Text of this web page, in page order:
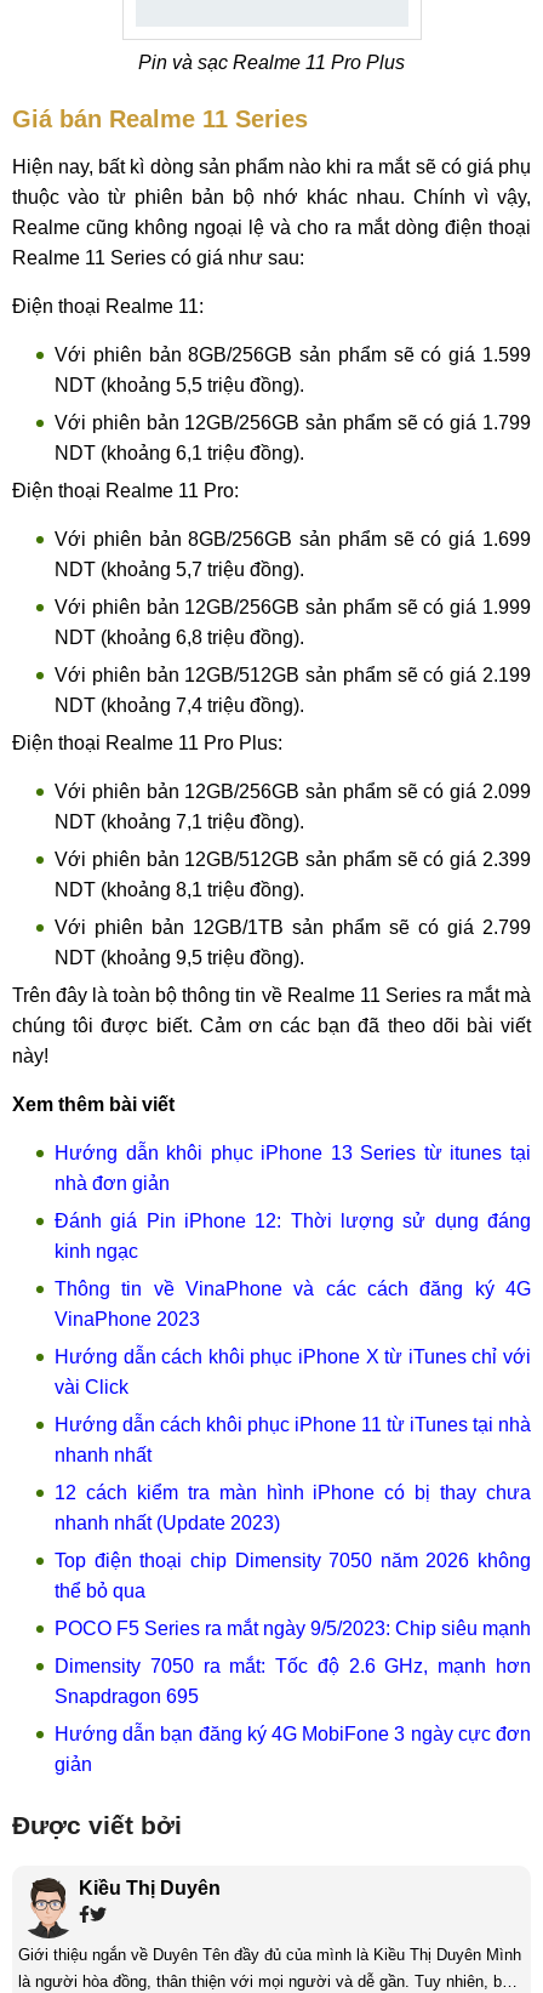
Pin và sạc Realme 11 Pro Plus
Giá bán Realme 11 Series
Hiện nay, bất kì dòng sản phẩm nào khi ra mắt sẽ có giá phụ
thuộc vào từ phiên bản bộ nhớ khác nhau. Chính vì vậy,
Realme cũng không ngoại lệ và cho ra mắt dòng điện thoại
Realme 11 Series có giá như sau:
Điện thoại Realme 11:
Với phiên bản 8GB/256GB sản phẩm sẽ có giá 1.599
NDT (khoảng 5,5 triệu đồng).
Với phiên bản 12GB/256GB sản phẩm sẽ có giá 1.799
NDT (khoảng 6,1 triệu đồng).
Điện thoại Realme 11 Pro:
Với phiên bản 8GB/256GB sản phẩm sẽ có giá 1.699
NDT (khoảng 5,7 triệu đồng).
Với phiên bản 12GB/256GB sản phẩm sẽ có giá 1.999
NDT (khoảng 6,8 triệu đồng).
Với phiên bản 12GB/512GB sản phẩm sẽ có giá 2.199
NDT (khoảng 7,4 triệu đồng).
Điện thoại Realme 11 Pro Plus:
Với phiên bản 12GB/256GB sản phẩm sẽ có giá 2.099
NDT (khoảng 7,1 triệu đồng).
Với phiên bản 12GB/512GB sản phẩm sẽ có giá 2.399
NDT (khoảng 8,1 triệu đồng).
Với phiên bản 12GB/1TB sản phẩm sẽ có giá 2.799
NDT (khoảng 9,5 triệu đồng).
Trên đây là toàn bộ thông tin về Realme 11 Series ra mắt mà
chúng tôi được biết. Cảm ơn các bạn đã theo dõi bài viết
này!
Xem thêm bài viết
Hướng dẫn khôi phục iPhone 13 Series từ itunes tại
nhà đơn giản
Đánh giá Pin iPhone 12: Thời lượng sử dụng đáng
kinh ngạc
Thông tin về VinaPhone và các cách đăng ký 4G
VinaPhone 2023
Hướng dẫn cách khôi phục iPhone X từ iTunes chỉ với
vài Click
Hướng dẫn cách khôi phục iPhone 11 từ iTunes tại nhà
nhanh nhất
12 cách kiểm tra màn hình iPhone có bị thay chưa
nhanh nhất (Update 2023)
Top điện thoại chip Dimensity 7050 năm 2026 không
thể bỏ qua
POCO F5 Series ra mắt ngày 9/5/2023: Chip siêu mạnh
Dimensity 7050 ra mắt: Tốc độ 2.6 GHz, mạnh hơn
Snapdragon 695
Hướng dẫn bạn đăng ký 4G MobiFone 3 ngày cực đơn
giản
Được viết bởi
Kiều Thị Duyên
Giới thiệu ngắn về Duyên Tên đầy đủ của mình là Kiều Thị Duyên Mình
là người hòa đồng, thân thiện với mọi người và dễ gần. Tuy nhiên, bản